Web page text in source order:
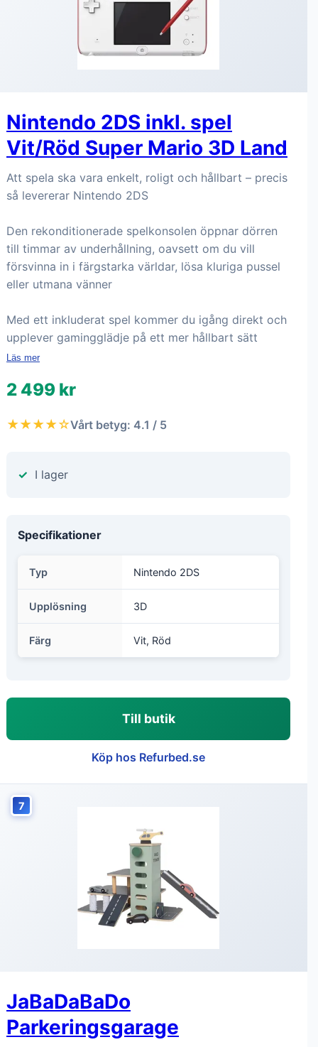
Nintendo 2DS inkl. spel
Vit/Röd Super Mario 3D Land
Att spela ska vara enkelt, roligt och hållbart – precis
så levererar Nintendo 2DS
Den rekonditionerade spelkonsolen öppnar dörren
till timmar av underhållning, oavsett om du vill
försvinna in i färgstarka världar, lösa kluriga pussel
eller utmana vänner
Med ett inkluderat spel kommer du igång direkt och
upplever gamingglädje på ett mer hållbart sätt
Läs mer
2 499 kr
★★★★☆Vårt betyg: 4.1 / 5
I lager
Specifikationer
Typ Nintendo 2DS
Upplösning 3D
Färg Vit, Röd
Till butik
Köp hos Refurbed.se
7
JaBaDaBaDo
Parkeringsgarage